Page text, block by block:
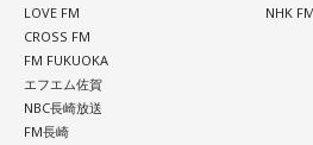
LOVE FM
CROSS FM
FM FUKUOKA
エフエム佐賀
NBC長崎放送
FM長崎
NHK